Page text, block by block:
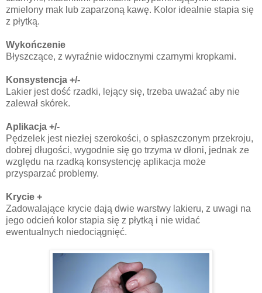
zmielony mak lub zaparzoną kawę. Kolor idealnie stapia się
z płytką.
Wykończenie
Błyszczące, z wyraźnie widocznymi czarnymi kropkami.
Konsystencja +/-
Lakier jest dość rzadki, lejący się, trzeba uważać aby nie
zalewał skórek.
Aplikacja +/-
Pędzelek jest niezłej szerokości, o spłaszczonym przekroju,
dobrej długości, wygodnie się go trzyma w dłoni, jednak ze
względu na rzadką konsystencję aplikacja może
przysparzać problemy.
Krycie +
Zadowalające krycie dają dwie warstwy lakieru, z uwagi na
jego odcień kolor stapia się z płytką i nie widać
ewentualnych niedociągnięć.